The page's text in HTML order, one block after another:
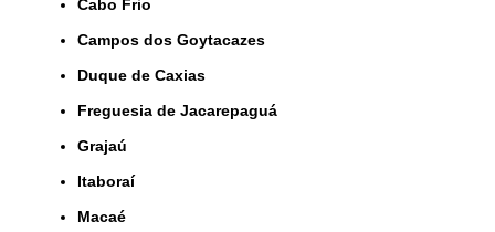
Cabo Frio
Campos dos Goytacazes
Duque de Caxias
Freguesia de Jacarepaguá
Grajaú
Itaboraí
Macaé